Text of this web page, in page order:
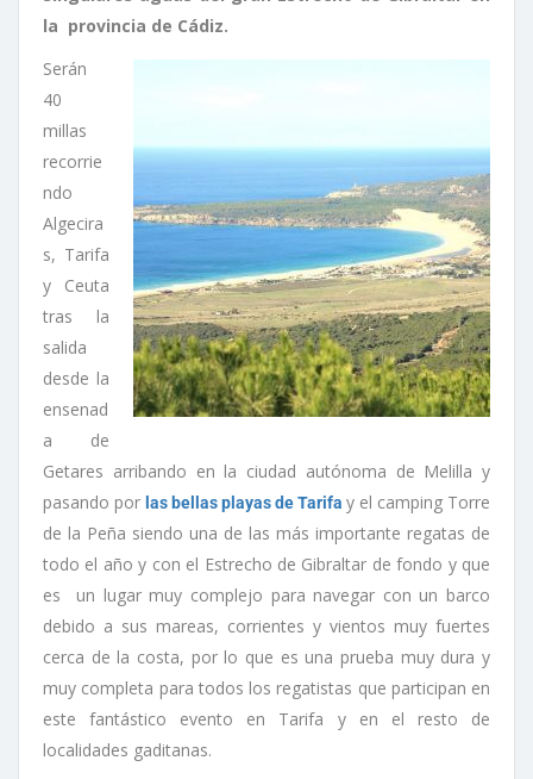
la provincia de Cádiz.
Serán
40
millas
recorrie
ndo
Algecira
s, Tarifa
y Ceuta
tras la
salida
desde la
ensenad
a de
Getares arribando en la ciudad autónoma de Melilla y
pasando por las bellas playas de Tarifa y el camping Torre
de la Peña siendo una de las más importante regatas de
todo el año y con el Estrecho de Gibraltar de fondo y que
es un lugar muy complejo para navegar con un barco
debido a sus mareas, corrientes y vientos muy fuertes
cerca de la costa, por lo que es una prueba muy dura y
muy completa para todos los regatistas que participan en
este fantástico evento en Tarifa y en el resto de
localidades gaditanas.